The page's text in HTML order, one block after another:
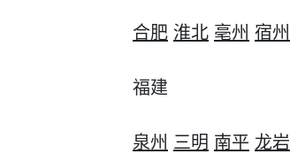
合肥 淮北 亳州 宿州
福建
泉州 三明 南平 龙岩